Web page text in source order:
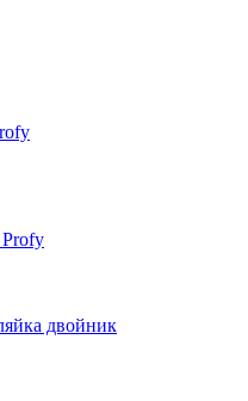
двойник